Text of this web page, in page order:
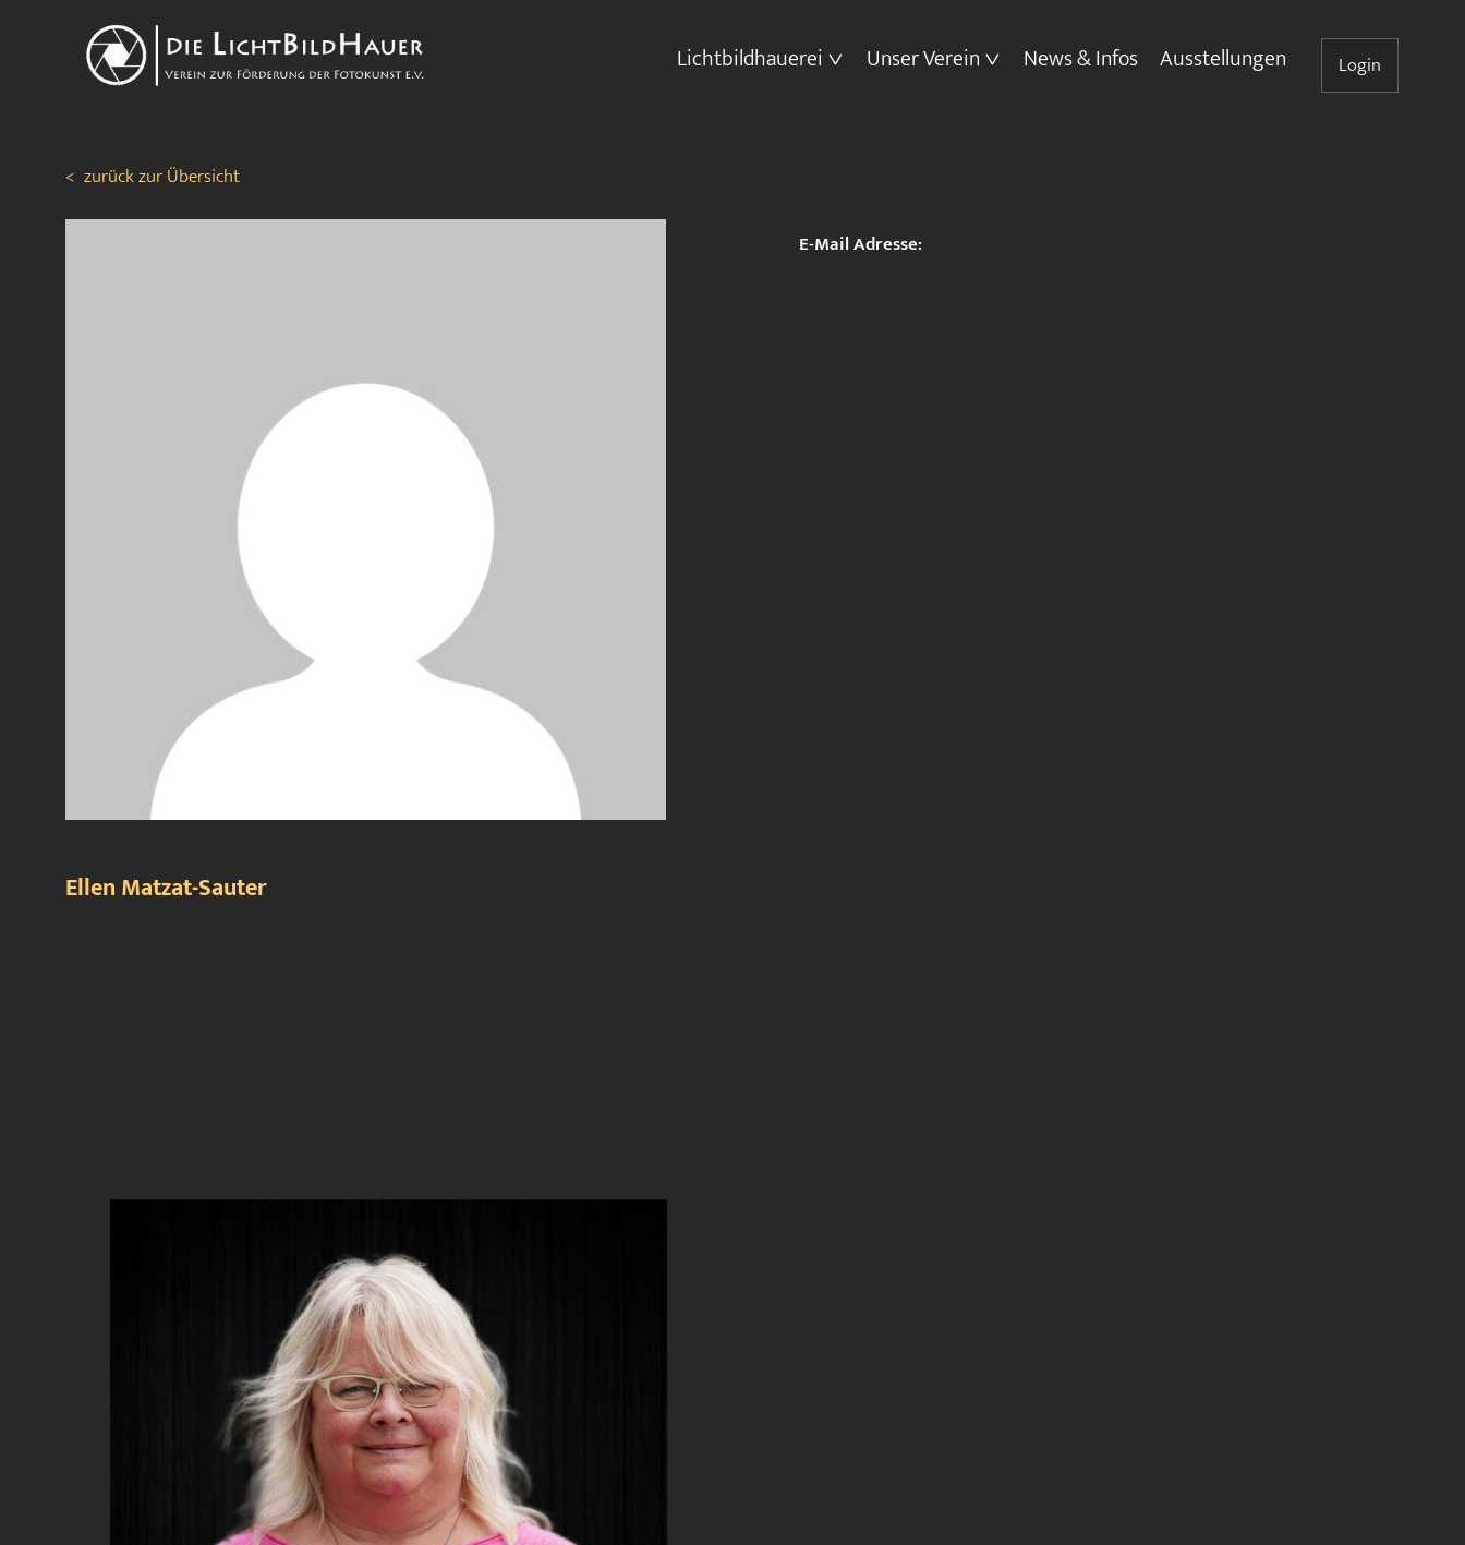
Lichtbildhauerei Unser Verein News & Infos Ausstellungen Login
< zurück zur Übersicht
E-Mail Adresse:
Ellen Matzat-Sauter